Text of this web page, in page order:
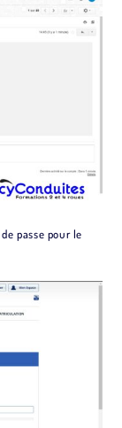
passe pour le